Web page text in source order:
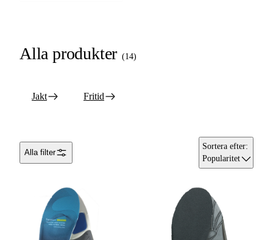
Alla produkter (14)
Jakt Fritid
Alla filter
Sortera efter:
Popularitet